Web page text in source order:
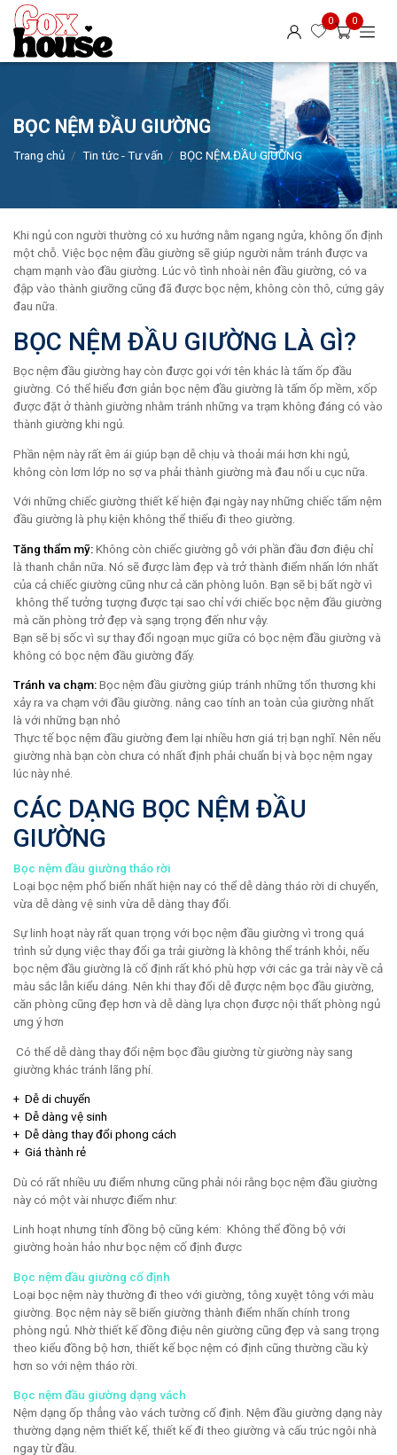
0 0
BỌC NỆM ĐẦU GIƯỜNG
Trang chủ Tin tức - Tư vấn BỌC NỆM ĐẦU GIƯỜNG
Khi ngủ con người thường có xu hướng nằm ngang ngửa, không ổn định
một chỗ. Việc bọc nệm đầu giường sẽ giúp người nằm tránh được va
chạm mạnh vào đầu giường. Lúc vô tình nhoài nên đầu giường, có va
đập vào thành giưỡng cũng đã được bọc nệm, không còn thô, cứng gây
đau nữa.
BỌC NỆM ĐẦU GIƯỜNG LÀ GÌ?
Bọc nệm đầu giường hay còn được gọi với tên khác là tấm ốp đầu
giường. Có thể hiểu đơn giản bọc nệm đầu giường là tấm ốp mềm, xốp
được đặt ở thành giường nhằm tránh những va trạm không đáng có vào
thành giường khi ngủ.
Phần nệm này rất êm ái giúp bạn dễ chịu và thoải mái hơn khi ngủ,
không còn lơm lớp no sợ va phải thành giường mà đau nổi u cục nữa.
Với những chiếc giường thiết kế hiện đại ngày nay những chiếc tấm nệm
đầu giường là phụ kiện không thể thiếu đi theo giường.
Tăng thẩm mỹ:Không còn chiếc giường gỗ với phần đầu đơn điệu chỉ
là thanh chắn nữa. Nó sẽ được làm đẹp và trở thành điểm nhấn lớn nhất
của cả chiếc giường cũng như cả căn phòng luôn. Bạn sẽ bị bất ngờ vì
không thể tưởng tượng được tại sao chỉ với chiếc bọc nệm đầu giường
mà căn phòng trở đẹp và sạng trọng đến như vậy.
Bạn sẽ bị sốc vì sự thay đổi ngoạn mục giữa có bọc nệm đầu giường và
không có bọc nệm đầu giường đấy.
Tránh va chạm:Bọc nệm đầu giường giúp tránh những tổn thương khi
xảy ra va chạm với đầu giường. nâng cao tính an toàn của giường nhất
là với những bạn nhỏ
Thực tế bọc nệm đầu giường đem lại nhiều hơn giá trị bạn nghĩ. Nên nếu
giường nhà bạn còn chưa có nhất định phải chuẩn bị và bọc nệm ngay
lúc này nhé.
CÁC DẠNG BỌC NỆM ĐẦU
GIƯỜNG
Bọc nệm đầu giường tháo rời
Loại bọc nệm phổ biến nhất hiện nay có thể dễ dàng tháo rời di chuyển,
vừa dễ dàng vệ sinh vừa dễ dàng thay đổi.
Sự linh hoạt này rất quan trọng với bọc nệm đầu giường vì trong quá
trình sử dụng việc thay đổi ga trải giường là không thể tránh khỏi, nếu
bọc nệm đầu giường là cố định rất khó phù hợp với các ga trải này về cả
màu sắc lẫn kiểu dáng. Nên khi thay đổi dễ được nệm bọc đầu giường,
căn phòng cũng đẹp hơn và dễ dàng lựa chọn được nội thất phòng ngủ
ưng ý hơn
Có thể dễ dàng thay đổi nệm bọc đầu giường từ giường này sang
giường khác tránh lãng phí.
+ Dễ di chuyển
+ Dễ dàng vệ sinh
+ Dễ dàng thay đổi phong cách
+ Giá thành rẻ
Dù có rất nhiều ưu điểm nhưng cũng phải nói rằng bọc nệm đầu giường
này có một vài nhược điểm như:
Linh hoạt nhưng tính đồng bộ cũng kém: Không thể đồng bộ với
giường hoàn hảo như bọc nệm cố định được
Bọc nệm đầu giường cố định
Loại bọc nệm này thường đi theo với giường, tông xuyệt tông với màu
giường. Bọc nệm này sẽ biến giường thành điểm nhấn chính trong
phòng ngủ. Nhờ thiết kế đồng điệu nên giường cũng đẹp và sang trọng
theo kiểu đồng bộ hơn, thiết kế bọc nệm có định cũng thường cầu kỳ
hơn so với nệm tháo rời.
Bọc nệm đầu giường dạng vách
Nệm dạng ốp thẳng vào vách tường cố định. Nệm đầu giường dạng này
thường dạng nệm thiết kế, thiết kế đi theo giường và cấu trúc ngôi nhà
ngay từ đầu.